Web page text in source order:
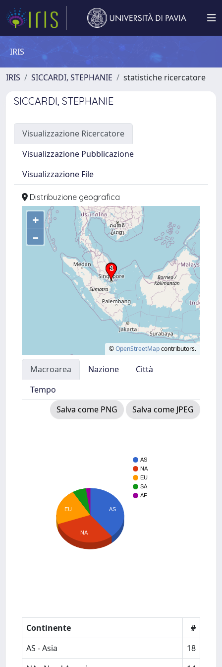
IRIS
IRIS SICCARDI, STEPHANIE statistiche ricercatore
SICCARDI, STEPHANIE
Visualizzazione Ricercatore
Visualizzazione Pubblicazione
Visualizzazione File
Distribuzione geografica
+
–
©OpenStreetMapcontributors.
Macroarea Nazione
Città
Tempo
Salva come PNG
Salva come JPEG
AS
NA
EU
SA
AF
AS
EU
NA
Continente
#
AS - Asia
18